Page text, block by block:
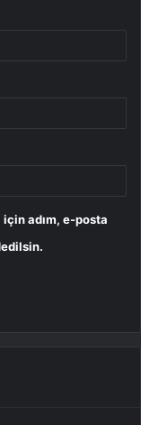
için adım, e-posta